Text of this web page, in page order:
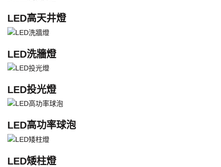
LED高天井燈
LED洗牆燈
LED投光燈
LED高功率球泡
LED矮柱燈